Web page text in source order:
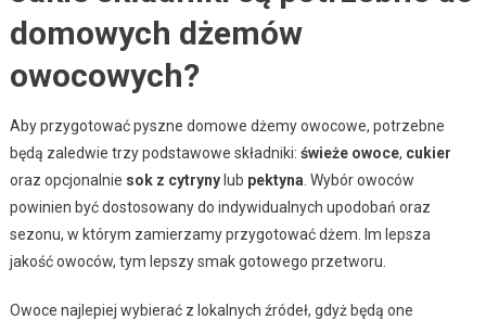
domowych dżemów
owocowych?
Aby przygotować pyszne domowe dżemy owocowe, potrzebne
będą zaledwie trzy podstawowe składniki: świeże owoce, cukier
oraz opcjonalnie sok z cytrynylub pektyna . Wybór owoców
powinien być dostosowany do indywidualnych upodobań oraz
sezonu, w którym zamierzamy przygotować dżem. Im lepsza
jakość owoców, tym lepszy smak gotowego przetworu.
Owoce najlepiej wybierać z lokalnych źródeł, gdyż będą one